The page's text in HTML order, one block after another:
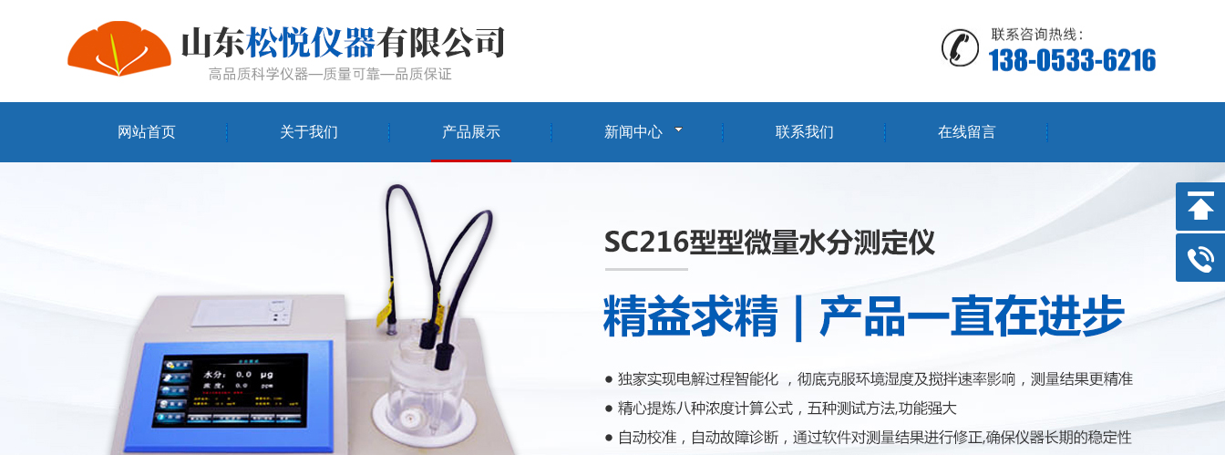
网站首页 关于我们 产品展示 新闻中心 联系我们 在线留言